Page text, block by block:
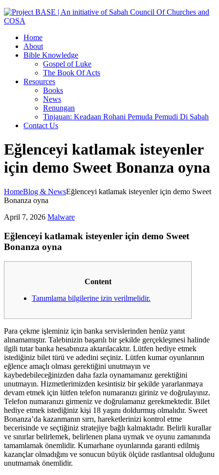
Home
About
Bible Knowledge
Gospel of Luke
The Book Of Acts
Resources
Books
News
Renungan
Tinjauan: Keadaan Rohani Pemuda Pemudi Di Sabah
Contact Us
Eğlenceyi katlamak isteyenler
için demo Sweet Bonanza oyna
HomeBlog & NewsEğlenceyi katlamak isteyenler için demo Sweet
Bonanza oyna
April 7, 2026 Malware
Eğlenceyi katlamak isteyenler için demo Sweet
Bonanza oyna
Content
Tanımlama bilgilerine izin verilmelidir.
Para çekme işleminiz için banka servislerinden henüz yanıt
alınamamıştır. Talebinizin başarılı bir şekilde gerçekleşmesi halinde
ilgili tutar banka hesabınıza aktarılacaktır. Lütfen hediye etmek
istediğiniz bilet türü ve adedini seçiniz. Lütfen kumar oyunlarının
eğlence amaçlı olması gerektiğini unutmayın ve
kaybedebileceğinizden daha fazla oynamamanız gerektiğini
unutmayın. Hizmetlerimizden kesintisiz bir şekilde yararlanmaya
devam etmek için lütfen telefon numaranızı giriniz ve doğrulayınız.
Telefon numaranızı girmeniz ve doğrulamanız gerekmektedir. Bilet
hediye etmek istediğiniz kişi 18 yaşını doldurmuş olmalıdır. Sweet
Bonanza’da kazanmanın sırrı, hareketlerinizi kontrol etme
becerisinde ve seçtiğiniz stratejiye bağlı kalmaktadır. Belirli kurallar
ve sınırlar belirlemek, belirlenen plana uymak ve oyunu zamanında
tamamlamak önemlidir. Kumarhane oyunlarında garanti edilmiş
kazançlar olmadığını ve sonucun büyük ölçüde rastlantısal olduğunu
unutmamak önemlidir.